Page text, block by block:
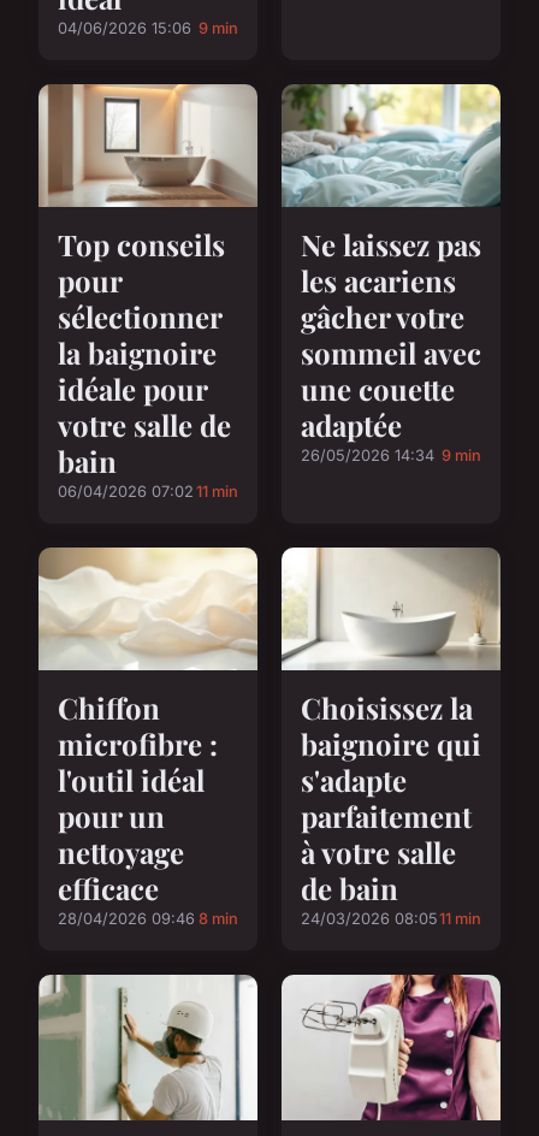
04/06/2026 15:06 9 min
Top conseils
pour
sélectionner
la baignoire
idéale pour
votre salle de
bain
06/04/2026 07:02 11 min
Ne laissez pas
les acariens
gâcher votre
sommeil avec
une couette
adaptée
26/05/2026 14:34 9 min
Chiffon
microfibre :
l'outil idéal
pour un
nettoyage
efficace
28/04/2026 09:46 8 min
Choisissez la
baignoire qui
s'adapte
parfaitement
à votre salle
de bain
24/03/2026 08:0511 min